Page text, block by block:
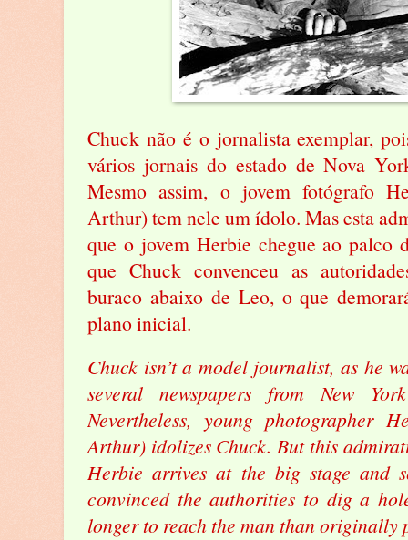
Chuck não é o jornalista exemplar,
vários jornais do estado de Nova
Mesmo assim, o jovem fotógrafo
Arthur) tem nele um ídolo. Mas esta
que o jovem Herbie chegue ao palco
que Chuck convenceu as
buraco abaixo de Leo, o que
plano inicial.
Chuck isn’t a model journalist, as he
several newspapers from New
Nevertheless, young photographer
Arthur) idolizes Chuck. But this
Herbie arrives at the big stage and
convinced the authorities to dig a
longer to reach the man than originally